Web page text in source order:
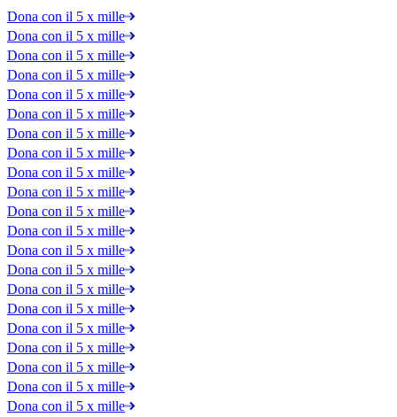
Dona con il 5 x mille
Dona con il 5 x mille
Dona con il 5 x mille
Dona con il 5 x mille
Dona con il 5 x mille
Dona con il 5 x mille
Dona con il 5 x mille
Dona con il 5 x mille
Dona con il 5 x mille
Dona con il 5 x mille
Dona con il 5 x mille
Dona con il 5 x mille
Dona con il 5 x mille
Dona con il 5 x mille
Dona con il 5 x mille
Dona con il 5 x mille
Dona con il 5 x mille
Dona con il 5 x mille
Dona con il 5 x mille
Dona con il 5 x mille
Dona con il 5 x mille